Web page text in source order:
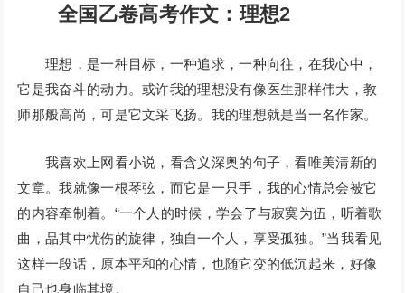
全国乙卷高考作文：理想2
理想，是一种目标，一种追求，一种向往，在我心中，
它是我奋斗的动力。或许我的理想没有像医生那样伟大，教
师那般高尚，可是它文采飞扬。我的理想就是当一名作家。
我喜欢上网看小说，看含义深奥的句子，看唯美清新的
文章。我就像一根琴弦，而它是一只手，我的心情总会被它
的内容牵制着。“一个人的时候，学会了与寂寞为伍，听着歌
曲，品其中忧伤的旋律，独自一个人，享受孤独。”当我看见
这样一段话，原本平和的心情，也随它变的低沉起来，好像
自己也身临其境。